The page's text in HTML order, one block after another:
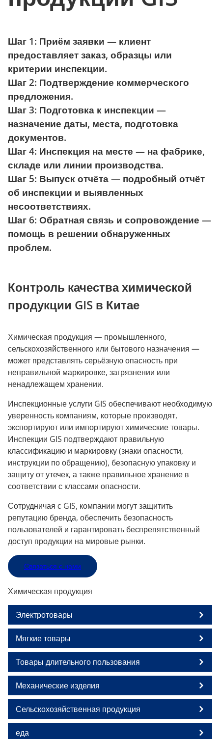
Шаг 1: Приём заявки — клиент
предоставляет заказ, образцы или
критерии инспекции.
Шаг 2: Подтверждение коммерческого
предложения.
Шаг 3: Подготовка к инспекции —
назначение даты, места, подготовка
документов.
Шаг 4: Инспекция на месте — на фабрике,
складе или линии производства.
Шаг 5: Выпуск отчёта — подробный отчёт
об инспекции и выявленных
несоответствиях.
Шаг 6: Обратная связь и сопровождение —
помощь в решении обнаруженных
проблем.
Контроль качества химической
продукции GIS в Китае
Химическая продукция — промышленного,
сельскохозяйственного или бытового назначения —
может представлять серьёзную опасность при
неправильной маркировке, загрязнении или
ненадлежащем хранении.
Инспекционные услуги GIS обеспечивают необходимую
уверенность компаниям, которые производят,
экспортируют или импортируют химические товары.
Инспекции GIS подтверждают правильную
классификацию и маркировку (знаки опасности,
инструкции по обращению), безопасную упаковку и
защиту от утечек, а также правильное хранение в
соответствии с классами опасности.
Сотрудничая с GIS, компании могут защитить
репутацию бренда, обеспечить безопасность
пользователей и гарантировать беспрепятственный
доступ продукции на мировые рынки.
Связаться с нами
Химическая продукция
Электротовары
Мягкие товары
Товары длительного пользования
Механические изделия
Сельскохозяйственная продукция
еда